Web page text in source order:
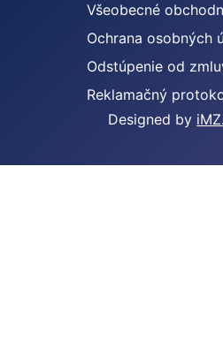
Všeobecné
Ochrana osobných
Odstúpenie od
Reklamačný
Designed by